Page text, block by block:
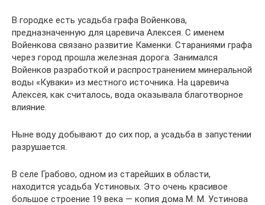
В городке есть усадьба графа Войенкова,
предназначенную для царевича Алексея. С именем
Войенкова связано развитие Каменки. Стараниями графа
через город прошла железная дорога. Занимался
Войенков разработкой и распространением минеральной
воды «Куваки» из местного источника. На царевича
Алексея, как считалось, вода оказывала благотворное
влияние.
Ныне воду добывают до сих пор, а усадьба в запустении
разрушается.
В селе Грабово, одном из старейших в области,
находится усадьба Устиновых. Это очень красивое
большое строение 19 века — копия дома М. М. Устинова